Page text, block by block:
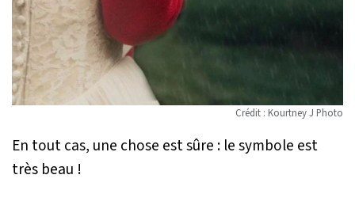
Crédit : Kourtney J Photo
En tout cas, une chose est sûre : le symbole est
très beau !